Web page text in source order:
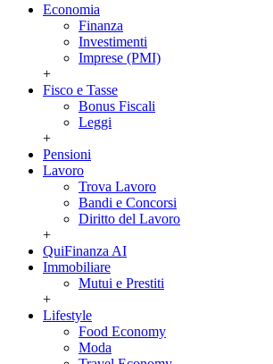
Economia
Finanza
Investimenti
Imprese (PMI)
+
Fisco e Tasse
Bonus Fiscali
Leggi
+
Pensioni
Lavoro
Trova Lavoro
Bandi e Concorsi
Diritto del Lavoro
+
QuiFinanza AI
Immobiliare
Mutui e Prestiti
+
Lifestyle
Food Economy
Moda